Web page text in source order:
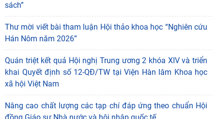
sách”
Thư mời viết bài tham luận Hội thảo khoa học “Nghiên cứu
Hán Nôm năm 2026”
Quán triệt kết quả Hội nghị Trung ương 2 khóa XIV và triển
khai Quyết định số 12-QĐ/TW tại Viện Hàn lâm Khoa học
xã hội Việt Nam
Nâng cao chất lượng các tạp chí đáp ứng theo chuẩn Hội